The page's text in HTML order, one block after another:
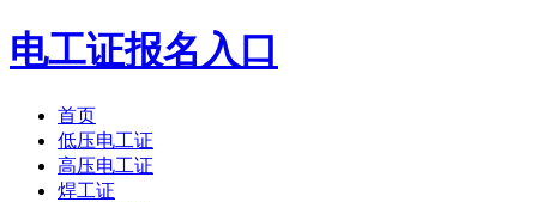
电工证报名入口
首页
低压电工证
高压电工证
焊工证